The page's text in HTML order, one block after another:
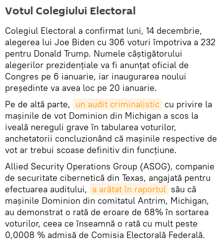
Votul Colegiului Electoral
Colegiul Electoral a confirmat luni, 14 decembrie,
alegerea lui Joe Biden cu 306 voturi împotriva a 232
pentru Donald Trump. Numele câștigătorului
alegerilor prezidențiale va fi anunțat oficial de
Congres pe 6 ianuarie, iar inaugurarea noului
președinte va avea loc pe 20 ianuarie.
Pe de altă parte, un audit criminalistic cu privire la
mașinile de vot Dominion din Michigan a scos la
iveală nereguli grave în tabularea voturilor,
anchetatorii concluzionând că mașinile respective de
vot ar trebui scoase definitiv din funcțiune.
Allied Security Operations Group (ASOG), companie
de securitate cibernetică din Texas, angajată pentru
efectuarea auditului, a arătat în raportul său că
mașinile Dominion din comitatul Antrim, Michigan,
au demonstrat o rată de eroare de 68% în sortarea
voturilor, ceea ce înseamnă o rată cu mult peste
0,0008 % admisă de Comisia Electorală Federală.